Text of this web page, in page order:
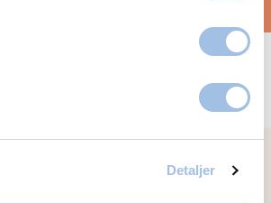
Detaljer
riktig prevensjon?